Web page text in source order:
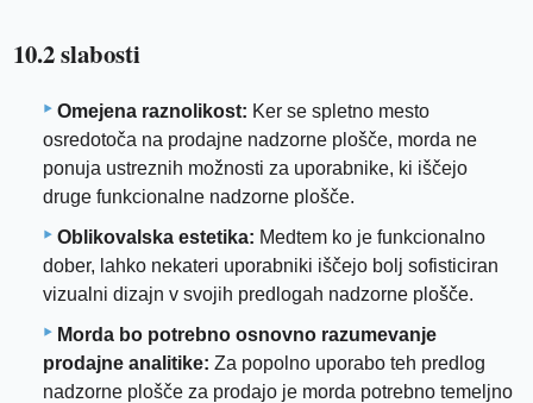
10.2 slabosti
Omejena raznolikost: Ker se spletno mesto
osredotoča na prodajne nadzorne plošče, morda ne
ponuja ustreznih možnosti za uporabnike, ki iščejo
druge funkcionalne nadzorne plošče.
Oblikovalska estetika: Medtem ko je funkcionalno
dober, lahko nekateri uporabniki iščejo bolj sofisticiran
vizualni dizajn v svojih predlogah nadzorne plošče.
Morda bo potrebno osnovno razumevanje
prodajne analitike: Za popolno uporabo teh predlog
nadzorne plošče za prodajo je morda potrebno temeljno